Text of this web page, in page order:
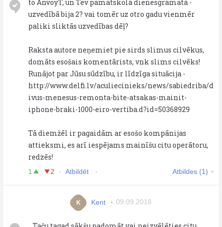
to АnvoyT, un Tev pamatskolā dienesgrāmatā -
uzvedībā bija 2? vai tomēr uz otro gadu vienmēr
paliki sliktās uzvedības dēļ?
Raksta autore neņemiet pie sirds slimus cilvēkus,
domāts esošais komentārists, vnk slims cilvēks!
Runājot par Jūsu sūdzību, ir līdzīga situācija -
http://www.delfi.lv/aculiecinieks/news/sabiedriba/d
ivus-menesus-remonta-bite-atsakas-mainit-
iphone-braki-1000-eiro-vertiba.d?id=50368929
Tā diemžēl ir pagaidām ar esošo kompānijas
attieksmi, es arī iespējams mainīšu citu operātoru,
redzēs!
1 2 Atbildēt Atbildes (1)
K Kent 09.09.2018